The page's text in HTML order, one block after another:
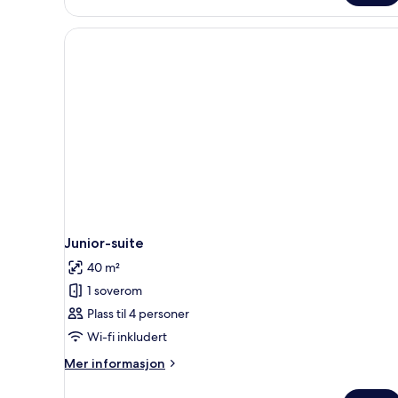
Junior-suite
40 m²
1 soverom
Plass til 4 personer
Wi-fi inkludert
Mer informasjon
Mer